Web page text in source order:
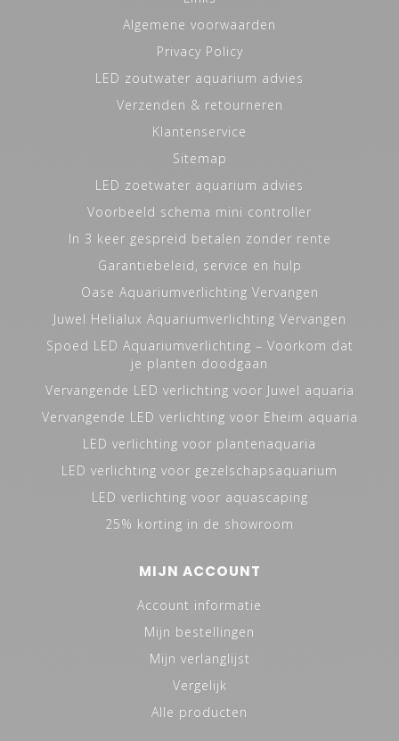
Algemene voorwaarden
Privacy Policy
LED zoutwater aquarium advies
Verzenden & retourneren
Klantenservice
Sitemap
LED zoetwater aquarium advies
Voorbeeld schema mini controller
In 3 keer gespreid betalen zonder rente
Garantiebeleid, service en hulp
Oase Aquariumverlichting Vervangen
Juwel Helialux Aquariumverlichting Vervangen
Spoed LED Aquariumverlichting – Voorkom dat
je planten doodgaan
Vervangende LED verlichting voor Juwel aquaria
Vervangende LED verlichting voor Eheim aquaria
LED verlichting voor plantenaquaria
LED verlichting voor gezelschapsaquarium
LED verlichting voor aquascaping
25% korting in de showroom
MIJN ACCOUNT
Account informatie
Mijn bestellingen
Mijn verlanglijst
Vergelijk
Alle producten